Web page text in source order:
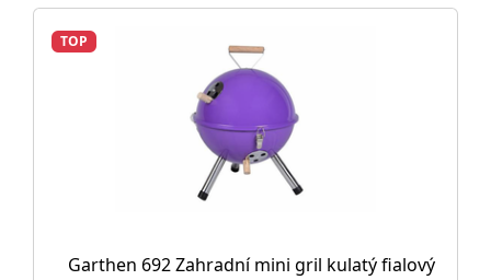
TOP
Garthen 692 Zahradní mini gril kulatý fialový